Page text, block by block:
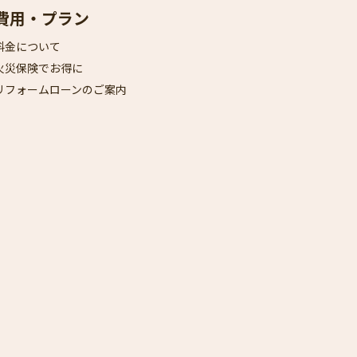
用・プラン
金について
災保険でお得に
フォームローンのご案内